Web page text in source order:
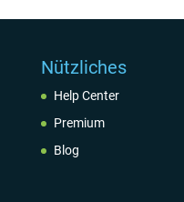
Nützliches
Help Center
Premium
Blog